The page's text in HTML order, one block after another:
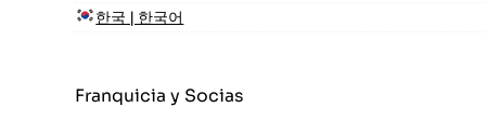
한국 | 한국어
Franquicia y Socias